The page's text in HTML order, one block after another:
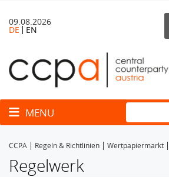
DE EN
09.08.2026
Toggle navigation
MENU
CCPA Regeln & Richtlinien Wertpapiermarkt
Regelwerk